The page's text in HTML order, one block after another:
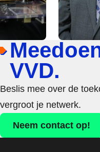
VVD.
Beslis mee over de
vergroot je netwerk.
Neem contact op!